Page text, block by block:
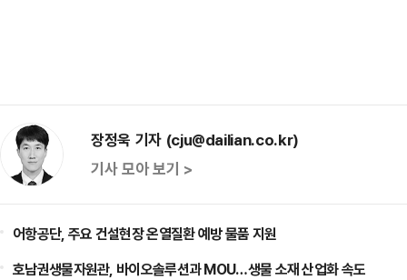
장정욱 기자 (cju@dailian.co.kr)
기사 모아 보기 >
어항공단, 주요 건설현장 온열질환 예방 물품 지원
호남권생물자원관, 바이오솔루션과 MOU…생물 소재 산업화 속도